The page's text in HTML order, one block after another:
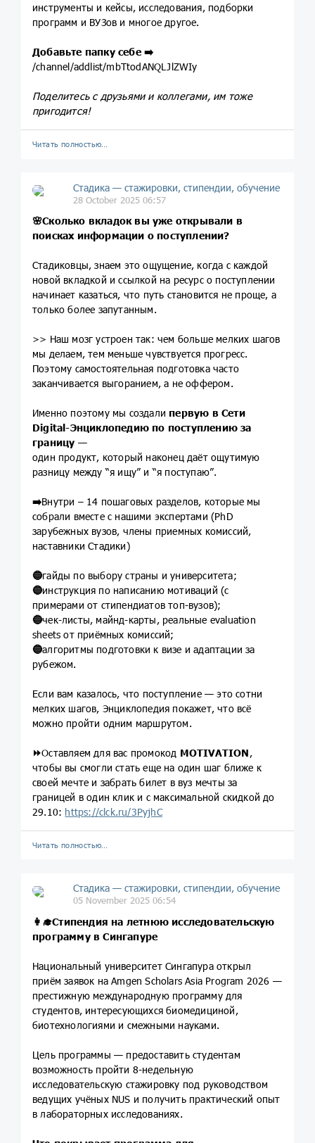
инструменты и кейсы, исследования, подборки
программ и ВУЗов и многое другое.
Добавьте папку себе ➡️
/channel/addlist/mbTtodANQLJlZWIy
Поделитесь с друзьями и коллегами, им тоже
пригодится!
Читать полностью…
Стадика — стажировки, стипендии, обучение
28 October 2025 06:57
🌸Сколько вкладок вы уже открывали в
поисках информации о поступлении?
Стадиковцы, знаем это ощущение, когда с каждой
новой вкладкой и ссылкой на ресурс о поступлении
начинает казаться, что путь становится не проще, а
только более запутанным.
>> Наш мозг устроен так: чем больше мелких шагов
мы делаем, тем меньше чувствуется прогресс.
Поэтому самостоятельная подготовка часто
заканчивается выгоранием, а не оффером.
Именно поэтому мы создали первую в Сети
Digital-Энциклопедию по поступлению за
границу —
один продукт, который наконец даёт ощутимую
разницу между “я ищу” и “я поступаю”.
➡️Внутри – 14 пошаговых разделов, которые мы
собрали вместе с нашими экспертами (PhD
зарубежных вузов, члены приемных комиссий,
наставники Стадики)
🔵гайды по выбору страны и университета;
🔵инструкция по написанию мотиваций (с
примерами от стипендиатов топ-вузов);
🔵чек-листы, майнд-карты, реальные evaluation
sheets от приёмных комиссий;
🔵алгоритмы подготовки к визе и адаптации за
рубежом.
Если вам казалось, что поступление — это сотни
мелких шагов, Энциклопедия покажет, что всё
можно пройти одним маршрутом.
⏩️Оставляем для вас промокод MOTIVATION,
чтобы вы смогли стать еще на один шаг ближе к
своей мечте и забрать билет в вуз мечты за
границей в один клик и с максимальной скидкой до
29.10: https://clck.ru/3PyjhC
Читать полностью…
Стадика — стажировки, стипендии, обучение
05 November 2025 06:54
👩‍🎓Стипендия на летнюю исследовательскую
программу в Сингапуре
Национальный университет Сингапура открыл
приём заявок на Amgen Scholars Asia Program 2026 —
престижную международную программу для
студентов, интересующихся биомедициной,
биотехнологиями и смежными науками.
Цель программы — предоставить студентам
возможность пройти 8-недельную
исследовательскую стажировку под руководством
ведущих учёных NUS и получить практический опыт
в лабораторных исследованиях.